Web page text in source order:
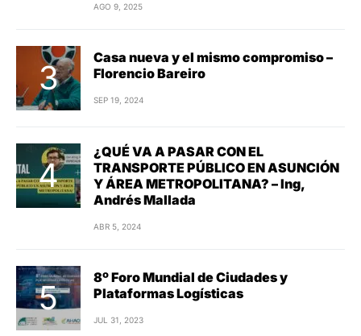
AGO 9, 2025
Casa nueva y el mismo compromiso –
Florencio Bareiro
SEP 19, 2024
¿QUÉ VA A PASAR CON EL
TRANSPORTE PÚBLICO EN ASUNCIÓN
Y ÁREA METROPOLITANA? – Ing,
Andrés Mallada
ABR 5, 2024
8º Foro Mundial de Ciudades y
Plataformas Logísticas
JUL 31, 2023